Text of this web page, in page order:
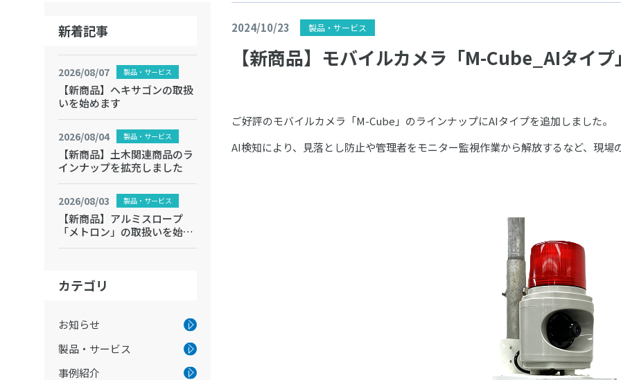
2024/10/23 製品・サービス
【新商品】モバイルカメラ「M-Cube_AIタイ
ご好評のモバイルカメラ「M-Cube」のラインナップにAIタイプを追加しました。
AI検知により、見落とし防止や管理者をモニター監視作業から解放するなど、現場
新着記事
2026/08/07 製品・サービス
【新商品】ヘキサゴンの取扱
いを始めます
2026/08/04 製品・サービス
【新商品】土木関連商品のラ
インナップを拡充しました
2026/08/03 製品・サービス
【新商品】アルミスロープ
「メトロン」の取扱いを始め
ます
カテゴリ
お知らせ
製品・サービス
事例紹介